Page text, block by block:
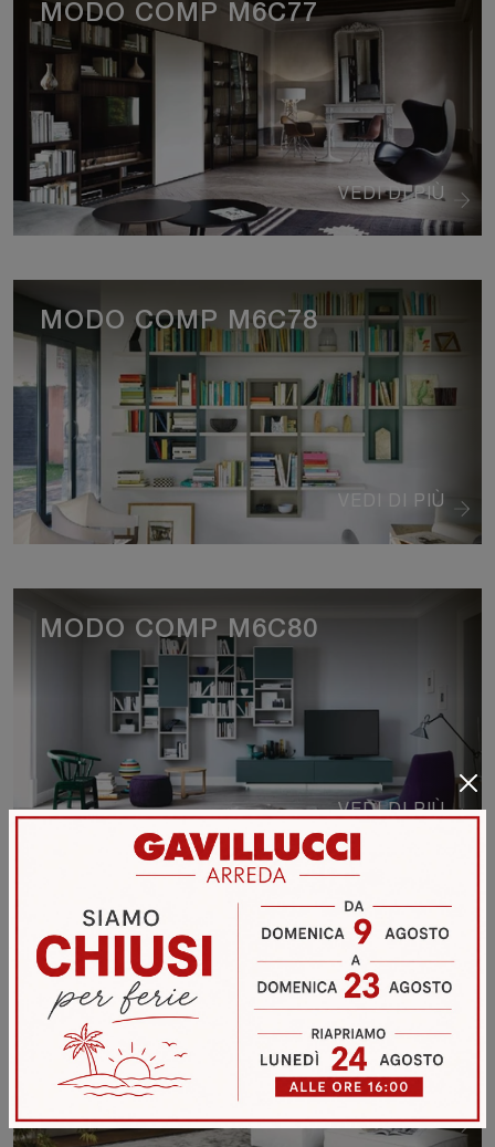
VEDI DI PIÙ
MODO COMP M6C77
VEDI DI PIÙ
MODO COMP M6C78
VEDI DI PIÙ
MODO COMP M6C80
VEDI DI PIÙ
MODO COMP M6C76